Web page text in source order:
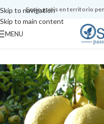
Skip to navigation
Skip to main content
Envío gratis en territorio
MENU